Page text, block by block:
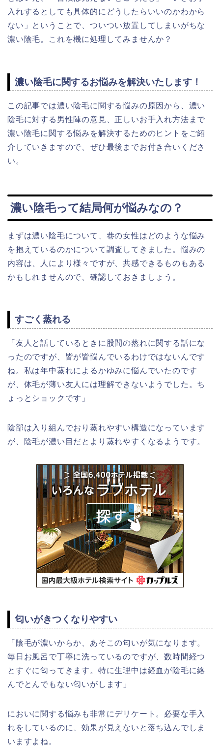
入れするとしても具体的にどうしたらいいのかわから
ない」ということで、ついつい放置してしまいがちな
濃い陰毛。これを機に処理してみませんか？
濃い陰毛に関するお悩みを解決いたします！
この記事では濃い陰毛に関する悩みの原因から、濃い
陰毛に対する男性陣の意見、正しいお手入れ方法まで
濃い陰毛に関する悩みを解決するためのヒントをご紹
介していきますので、ぜひ最後までお付き合いくださ
い。
濃い陰毛って結局何が悩みなの？
まずは濃い陰毛について、巷の女性はどのような悩み
を抱えているのかについて調査してきました。悩みの
内容は、人により様々ですが、共感できるものもある
かもしれませんので、確認しておきましょう。
すごく蒸れる
「友人と話しているときに股間の蒸れに関する話にな
ったのですが、皆が皆悩んでいるわけではないんです
ね。私は年中蒸れによるかゆみに悩んでいたのです
が、体毛が薄い友人には理解できないようでした。ち
ょっとショックです」
陰部は入り組んでおり蒸れやすい構造になっています
が、陰毛が濃い目だとより蒸れやすくなるようです。
匂いがきつくなりやすい
「陰毛が濃いからか、あそこの匂いが気になります。
毎日お風呂で丁寧に洗っているのですが、数時間経つ
とすぐに匂ってきます。特に生理中は経血が陰毛に絡
んでとんでもない匂いがします」
においに関する悩みも非常にデリケート。必要な手入
れをしているのに、効果が見えないと落ち込んでしま
いますよね。